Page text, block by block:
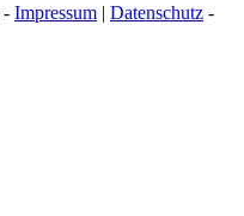
- Impressum | Datenschutz -